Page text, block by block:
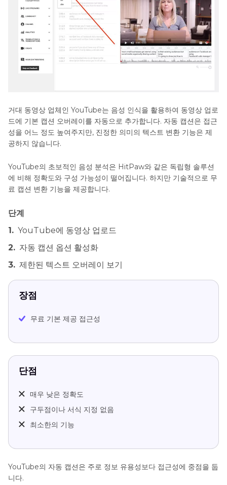
거대 동영상 업체인 YouTube는 음성 인식을 활용하여 동영상 업로
드에 기본 캡션 오버레이를 자동으로 추가합니다. 자동 캡션은 접근
성을 어느 정도 높여주지만, 진정한 의미의 텍스트 변환 기능은 제
공하지 않습니다.
YouTube의 초보적인 음성 분석은 HitPaw와 같은 독립형 솔루션
에 비해 정확도와 구성 가능성이 떨어집니다. 하지만 기술적으로 무
료 캡션 변환 기능을 제공합니다.
단계
1. YouTube에 동영상 업로드
2. 자동 캡션 옵션 활성화
3. 제한된 텍스트 오버레이 보기
장점
무료 기본 제공 접근성
단점
매우 낮은 정확도
구두점이나 서식 지정 없음
최소한의 기능
YouTube의 자동 캡션은 주로 정보 유용성보다 접근성에 중점을 둡
니다.